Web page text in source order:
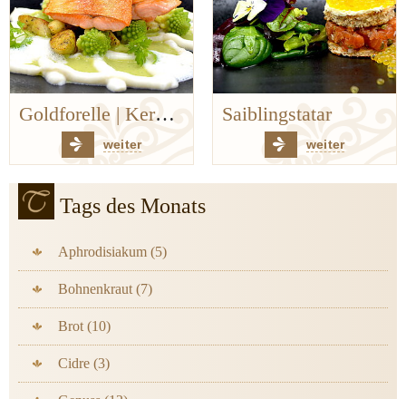
Saiblingstatar
weiter weiter
Tags des Monats
Aphrodisiakum (5)
Bohnenkraut (7)
Brot (10)
Cidre (3)